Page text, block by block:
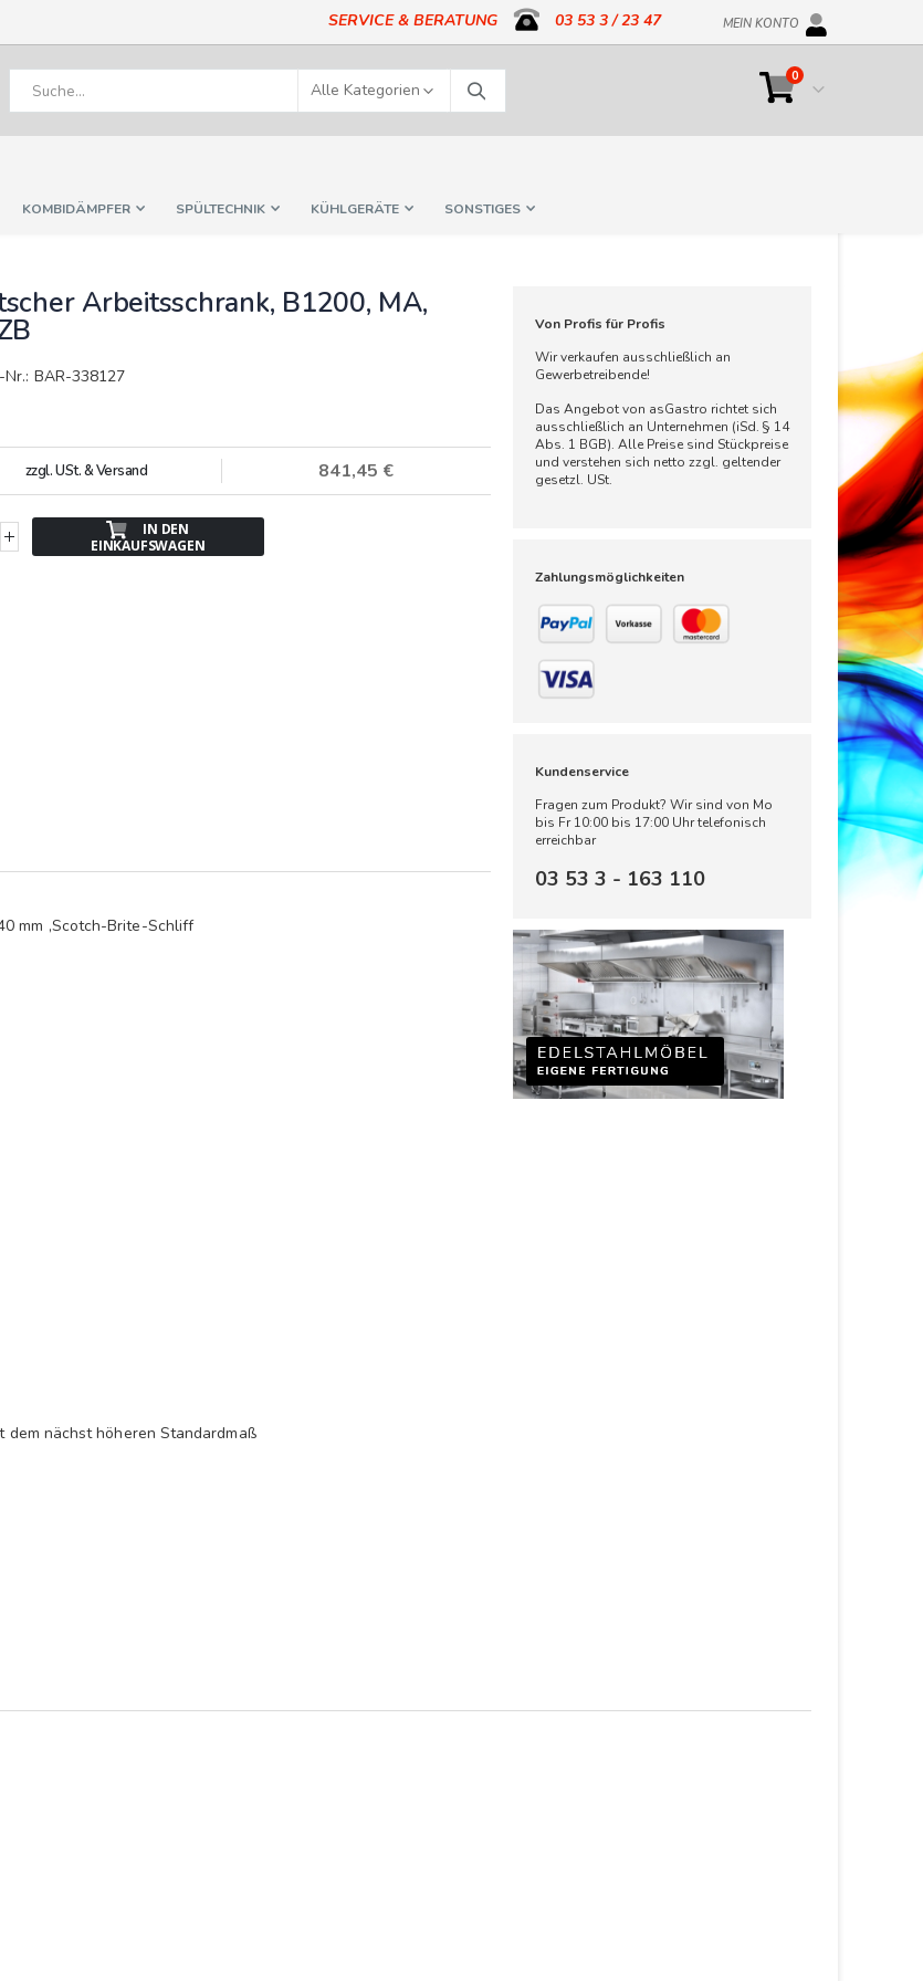
SERVICE & BERATUNG 03 53 3 / 23 47 MEIN KONTO
Cart
0Artikel
Suche
KOMBIDÄMPFER SPÜLTECHNIK KÜHLGERÄTE SONSTIGES
Arbeitsschrank, B1200, MA,
BAR-338127
841,45 €
zzgl. USt. & Versand
IN DEN
EINKAUFSWAGEN
mm ,Scotch-Brite-Schliff
nächst höheren Standardmaß
Von Profis für Profis
Wir verkaufen ausschließlich an
Gewerbetreibende!
Das Angebot von asGastro richtet sich
ausschließlich an Unternehmen (iSd. § 14
Abs. 1 BGB). Alle Preise sind Stückpreise
und verstehen sich netto zzgl. geltender
gesetzl. USt.
Zahlungsmöglichkeiten
Kundenservice
Fragen zum Produkt? Wir sind von Mo
bis Fr 10:00 bis 17:00 Uhr telefonisch
erreichbar
03 53 3 - 163 110